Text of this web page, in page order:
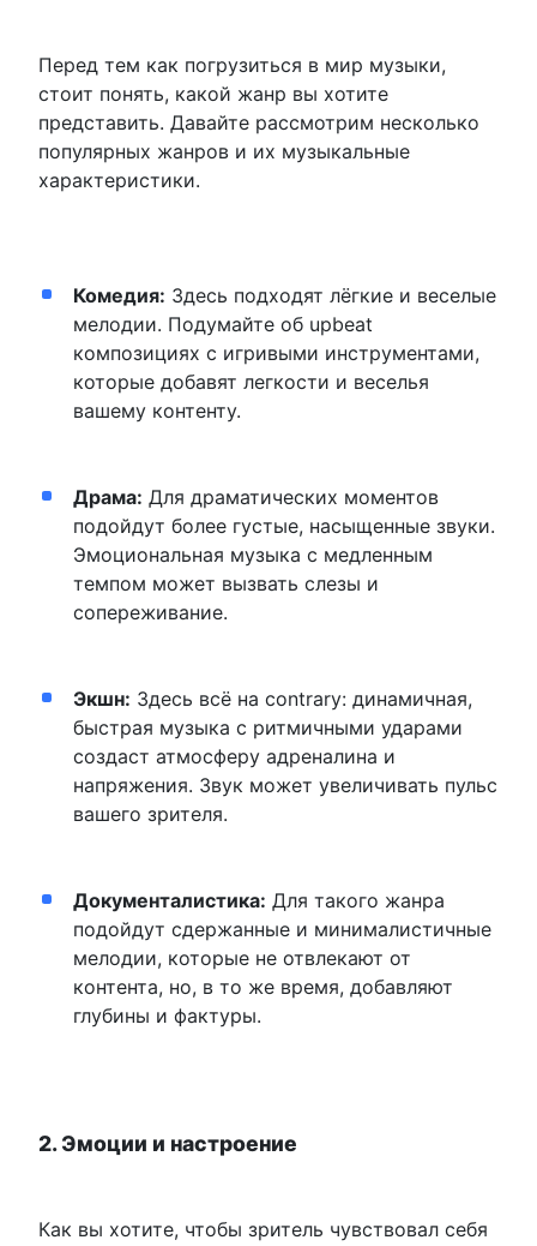
Перед тем как погрузиться в мир музыки,
стоит понять, какой жанр вы хотите
представить. Давайте рассмотрим несколько
популярных жанров и их музыкальные
характеристики.
Комедия: Здесь подходят лёгкие и веселые
мелодии. Подумайте об upbeat
композициях с игривыми инструментами,
которые добавят легкости и веселья
вашему контенту.
Драма: Для драматических моментов
подойдут более густые, насыщенные звуки.
Эмоциональная музыка с медленным
темпом может вызвать слезы и
сопереживание.
Экшн: Здесь всё на contrary: динамичная,
быстрая музыка с ритмичными ударами
создаст атмосферу адреналина и
напряжения. Звук может увеличивать пульс
вашего зрителя.
Документалистика: Для такого жанра
подойдут сдержанные и минималистичные
мелодии, которые не отвлекают от
контента, но, в то же время, добавляют
глубины и фактуры.
2. Эмоции и настроение
Как вы хотите, чтобы зритель чувствовал себя